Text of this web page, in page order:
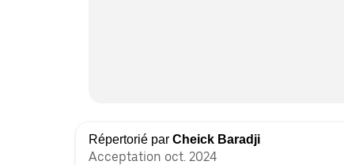
Répertorié par Cheick Baradji
Acceptation oct. 2024